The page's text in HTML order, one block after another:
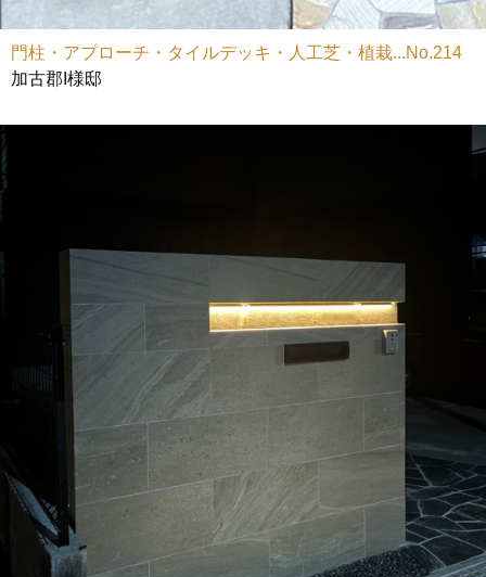
門柱・アプローチ・タイルデッキ・人工芝・植栽...No.214
加古郡I様邸